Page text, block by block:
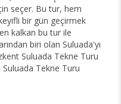
seçer. Bu tur, hem
bir gün geçirmek
kalkan bu tur ile
biri olan Suluada'yı
Suluada Tekne Turu
Tekne Turu